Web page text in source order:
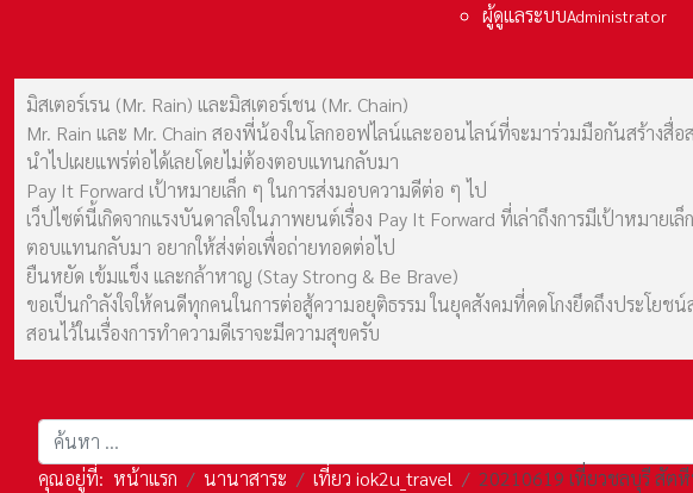
ผู้ดูแลระบบAdministrator
มิสเตอร์เรน (Mr. Rain) และมิสเตอร์เชน (Mr. Chain)
Mr. Rain และ Mr. Chain สองพี่น้องในโลกออฟไลน์และออนไลน์ที่จะมาร่วมมือกันสร้างสื่อ
นำไปเผยแพร่ต่อได้เลยโดยไม่ต้องตอบแทนกลับมา
Pay It Forward เป้าหมายเล็ก ๆ ในการส่งมอบความดีต่อ ๆ ไป
เว็ปไซต์นี้เกิดจากแรงบันดาลใจในภาพยนต์เรื่อง Pay It Forward ที่เล่าถึงการมีเป้าหมา
ตอบแทนกลับมา อยากให้ส่งต่อเพื่อถ่ายทอดต่อไป
ยืนหยัด เข้มแข็ง และกล้าหาญ (Stay Strong & Be Brave)
ขอเป็นกำลังใจให้คนดีทุกคนในการต่อสู้ความอยุติธรรม ในยุคสังคมที่คดโกงยึดถึงประโ
สอนไว้ในเรื่องการทำความดีเราจะมีความสุขครับ
การค้นหา
คุณอยู่ที่: หน้าแรก นานาสาระ เที่ยว iok2u_travel 20210619 เที่ยวชลบุรี สัต